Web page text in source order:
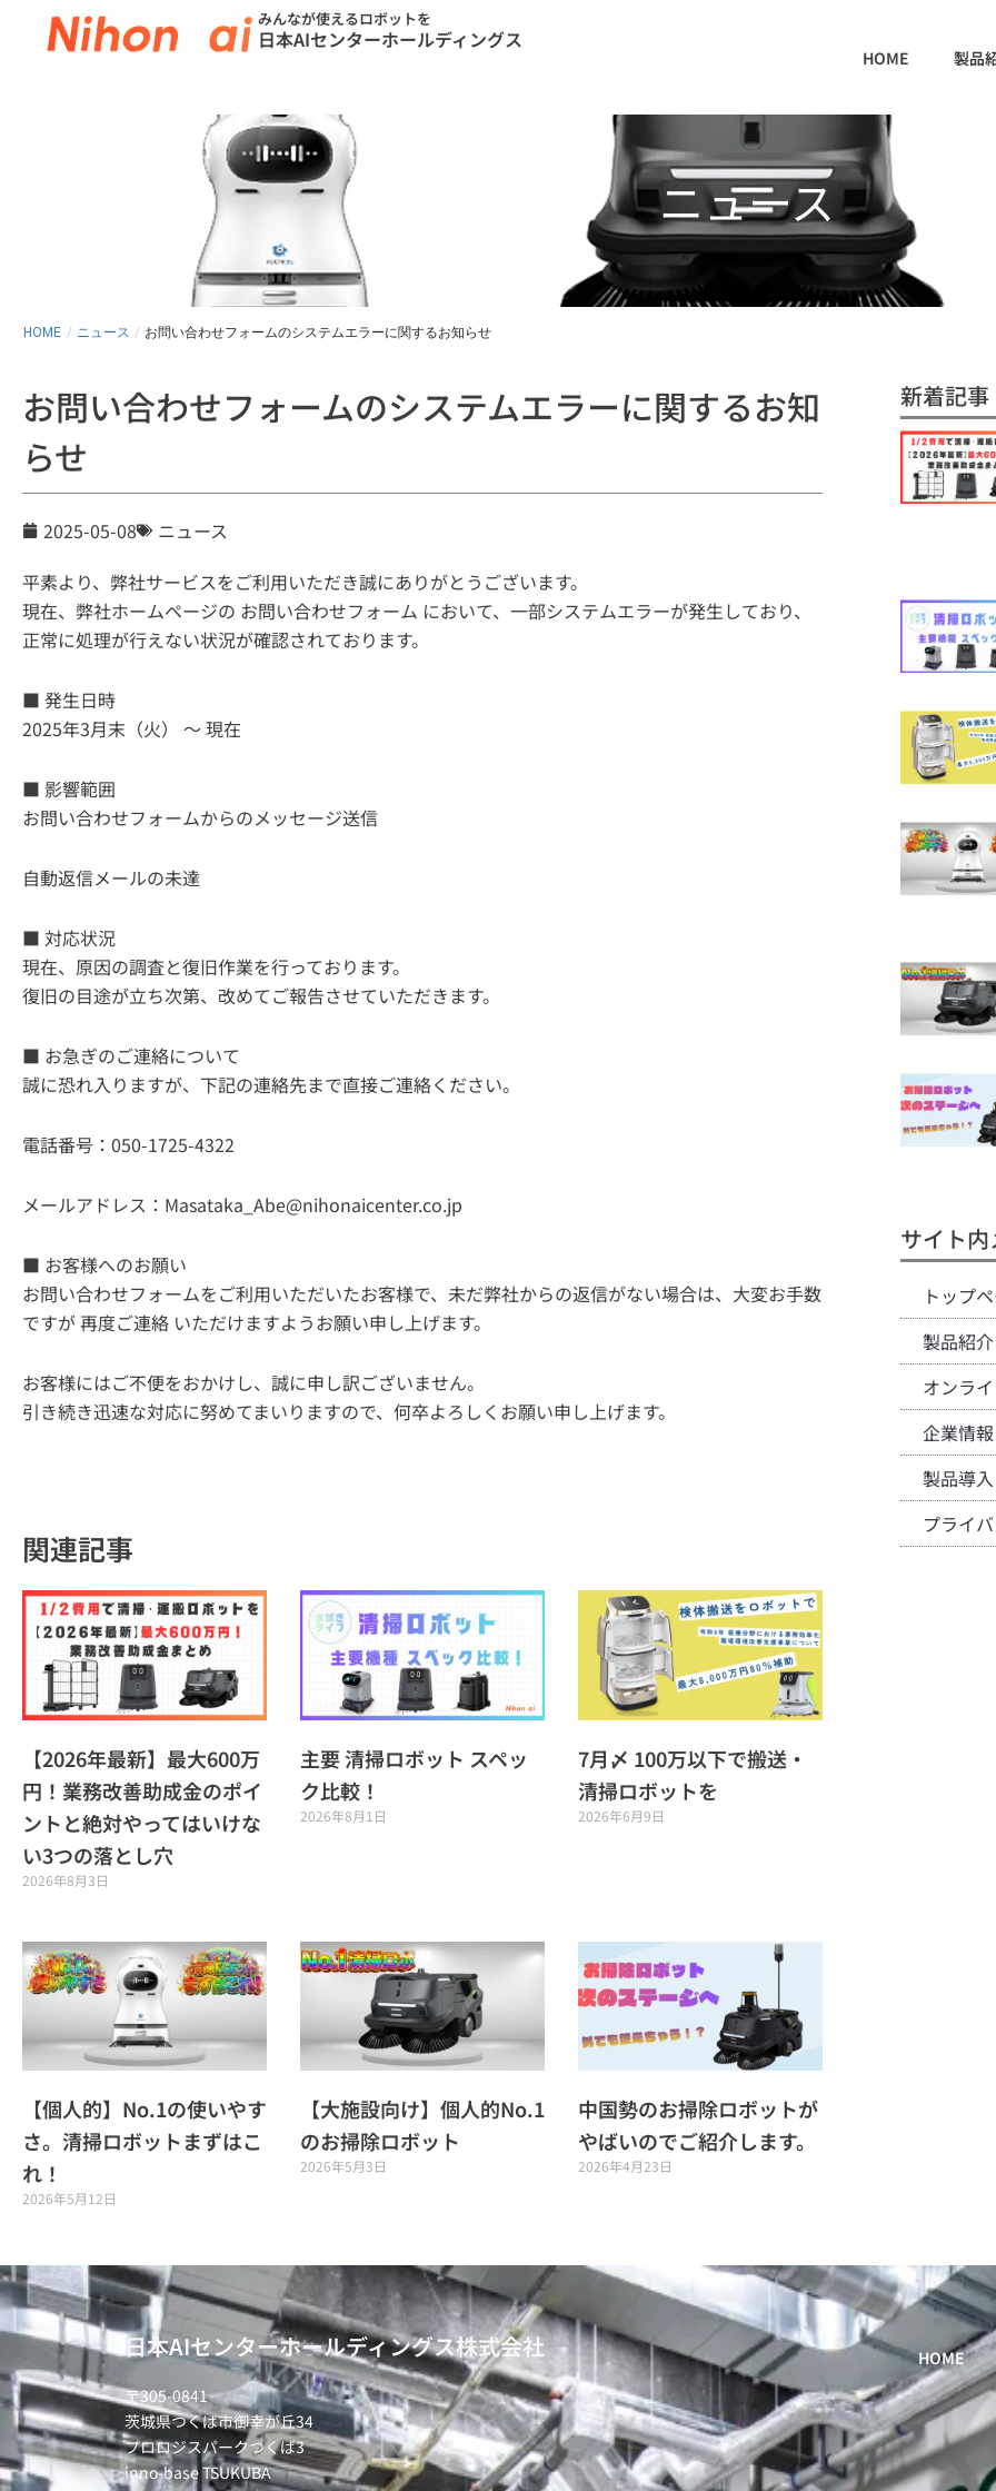
みんなが使えるロボットを
日本AIセンターホールディングス
HOME 製品
ニュース
HOME / ニュース / お問い合わせフォームのシステムエラーに関するお知らせ
お問い合わせフォームのシステムエラーに関するお知
らせ
2025-05-08
ニュース
平素より、弊社サービスをご利用いただき誠にありがとうございます。
現在、弊社ホームページの お問い合わせフォーム において、一部システムエラーが発生しており、
正常に処理が行えない状況が確認されております。
■ 発生日時
2025年3月末（火） ～ 現在
■ 影響範囲
お問い合わせフォームからのメッセージ送信
自動返信メールの未達
■ 対応状況
現在、原因の調査と復旧作業を行っております。
復旧の目途が立ち次第、改めてご報告させていただきます。
■ お急ぎのご連絡について
誠に恐れ入りますが、下記の連絡先まで直接ご連絡ください。
電話番号：050-1725-4322
メールアドレス：Masataka_Abe@nihonaicenter.co.jp
■ お客様へのお願い
お問い合わせフォームをご利用いただいたお客様で、未だ弊社からの返信がない場合は、大変お手数
ですが 再度ご連絡 いただけますようお願い申し上げます。
お客様にはご不便をおかけし、誠に申し訳ございません。
引き続き迅速な対応に努めてまいりますので、何卒よろしくお願い申し上げます。
関連記事
【2026年最新】最大600万
円！業務改善助成金のポイ
ントと絶対やってはいけな
い3つの落とし穴
2026年8月3日
主要 清掃ロボット スペッ
ク比較！
2026年8月1日
7月〆 100万以下で搬送・
清掃ロボットを
2026年6月9日
【個人的】No.1の使いやす
さ。清掃ロボットまずはこ
れ！
2026年5月12日
【大施設向け】個人的No.1
のお掃除ロボット
2026年5月3日
中国勢のお掃除ロボットが
やばいのでご紹介します。
2026年4月23日
新着記事
サイト
トップ
製品紹介
オンラ
企業情報
製品導
プライ
日本AIセンターホールディングス株式会社
〒305-0841
茨城県つくば市御幸が丘34
プロロジスパークつくば3
inno-base TSUKUBA
HOME